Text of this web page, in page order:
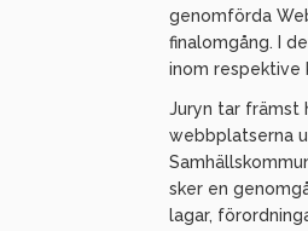
genomförda
finalomgång. I
inom respektive
Juryn tar främst
webbplatserna
sker en
lagar,